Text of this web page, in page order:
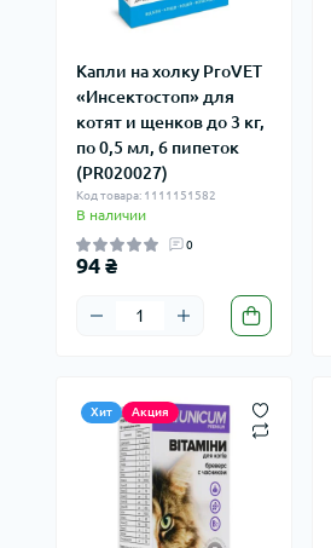
Капли на холку ProVET
«Инсектостоп» для
котят и щенков до 3 кг,
по 0,5 мл, 6 пипеток
(PR020027)
Код товара: 1111151582
В наличии
0
94 ₴
Хит Акция